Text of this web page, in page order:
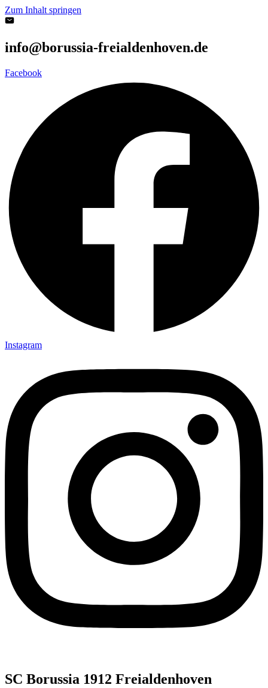
Zum Inhalt springen
info@borussia-freialdenhoven.de
Facebook
Instagram
SC Borussia 1912 Freialdenhoven